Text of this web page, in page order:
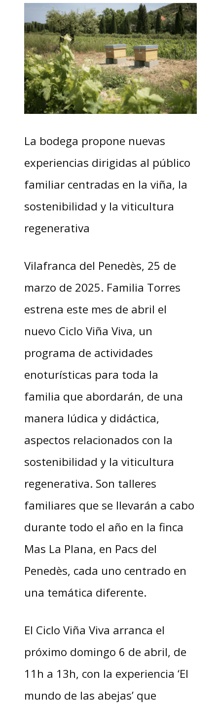
La bodega propone nuevas
experiencias dirigidas al público
familiar centradas en la viña, la
sostenibilidad y la viticultura
regenerativa
Vilafranca del Penedès, 25 de
marzo de 2025. Familia Torres
estrena este mes de abril el
nuevo Ciclo Viña Viva, un
programa de actividades
enoturísticas para toda la
familia que abordarán, de una
manera lúdica y didáctica,
aspectos relacionados con la
sostenibilidad y la viticultura
regenerativa. Son talleres
familiares que se llevarán a cabo
durante todo el año en la finca
Mas La Plana, en Pacs del
Penedès, cada uno centrado en
una temática diferente.
El Ciclo Viña Viva arranca el
próximo domingo 6 de abril, de
11h a 13h, con la experiencia ‘El
mundo de las abejas’ que